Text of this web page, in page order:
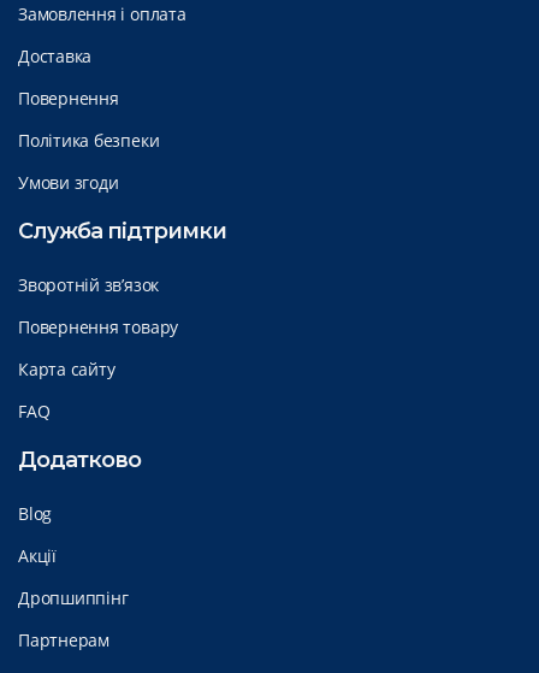
Замовлення і оплата
Доставка
Повернення
Політика безпеки
Умови згоди
Служба підтримки
Зворотній зв’язок
Повернення товару
Карта сайту
FAQ
Додатково
Blog
Акції
Дропшиппінг
Партнерам